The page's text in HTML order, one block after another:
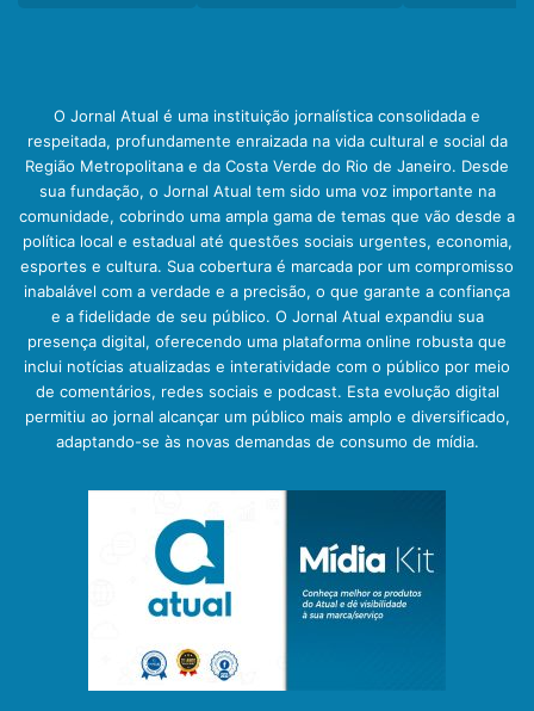
O Jornal Atual é uma instituição jornalística consolidada e
respeitada, profundamente enraizada na vida cultural e social da
Região Metropolitana e da Costa Verde do Rio de Janeiro. Desde
sua fundação, o Jornal Atual tem sido uma voz importante na
comunidade, cobrindo uma ampla gama de temas que vão desde a
política local e estadual até questões sociais urgentes, economia,
esportes e cultura. Sua cobertura é marcada por um compromisso
inabalável com a verdade e a precisão, o que garante a confiança
e a fidelidade de seu público. O Jornal Atual expandiu sua
presença digital, oferecendo uma plataforma online robusta que
inclui notícias atualizadas e interatividade com o público por meio
de comentários, redes sociais e podcast. Esta evolução digital
permitiu ao jornal alcançar um público mais amplo e diversificado,
adaptando-se às novas demandas de consumo de mídia.